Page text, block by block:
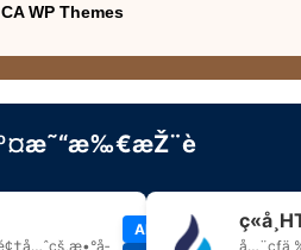
CA WP Themes